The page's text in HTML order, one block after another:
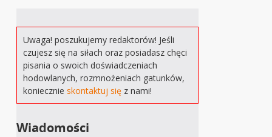
Uwaga! poszukujemy redaktorów! Jeśli
czujesz się na siłach oraz posiadasz chęci
pisania o swoich doświadczeniach
hodowlanych, rozmnożeniach gatunków,
koniecznieskontaktuj się z nami!
Wiadomości